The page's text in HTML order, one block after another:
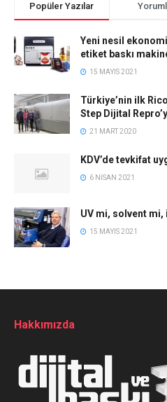
Popüler Yazılar
Yeni nesil
etiket baskı
15 MAYIS 2021
Türkiye’nin ilk
Step Dijital
21 MART 2020
KDV’de tevkifat
6 NISAN 2021
UV mi, solvent
15 MAYIS 2021
Hakkımızda